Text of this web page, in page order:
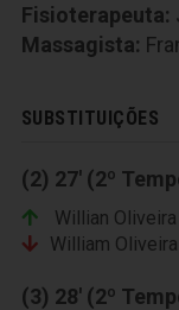
Fisioterapeuta:
Massagista:
SUBSTITUIÇÕES
(2) 27' (2º
Willian Oliveira
William Oliveira
(3) 28' (2º